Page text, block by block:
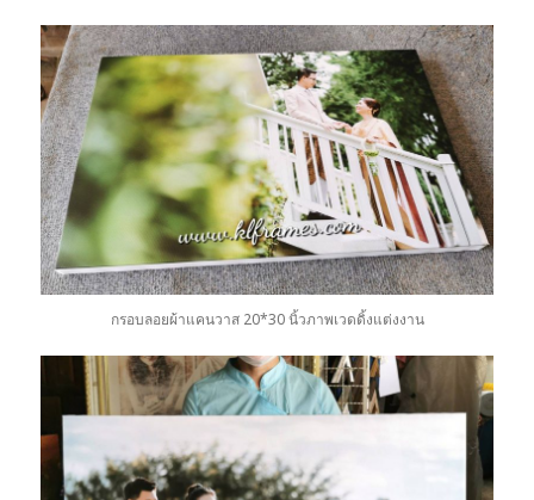
กรอบลอยผ้าแคนวาส 20*30 นิ้วภาพเวดดิ้งแต่งงาน